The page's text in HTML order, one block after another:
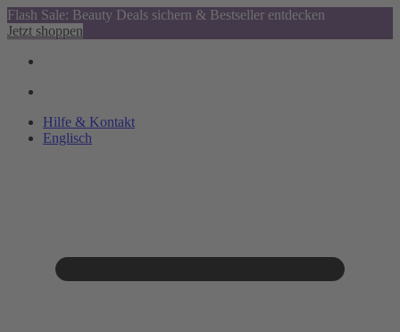
Flash Sale: Beauty Deals sichern & Bestseller entdecken
Jetzt shoppen
Hilfe & Kontakt
Englisch